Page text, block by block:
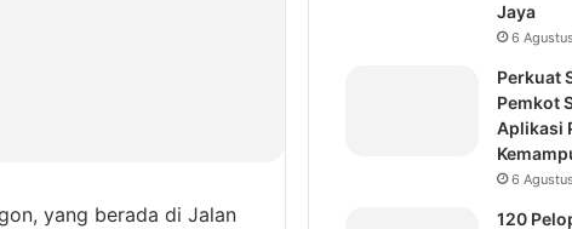
yang berada di Jalan
Jaya
6
Perkuat
Pemkot
Aplikasi
6
120